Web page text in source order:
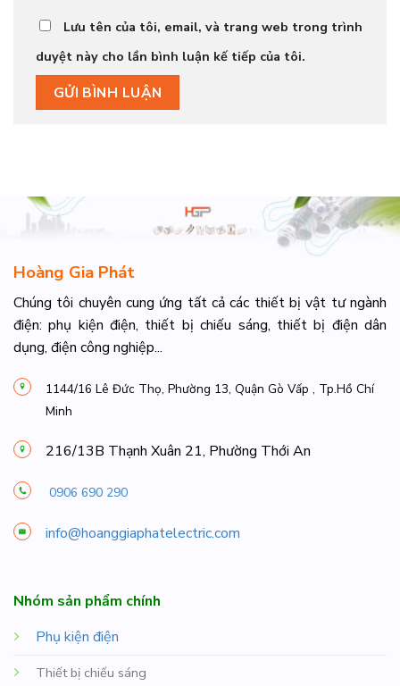
Lưu tên của tôi, email, và trang web trong trình
duyệt này cho lần bình luận kế tiếp của tôi.
Hoàng Gia Phát
Chúng tôi chuyên cung ứng tất cả các thiết bị vật tư ngành
điện: phụ kiện điện, thiết bị chiếu sáng, thiết bị điện dân
dụng, điện công nghiệp...
1144/16 Lê Đức Thọ, Phường 13, Quận Gò Vấp , Tp.Hồ Chí
Minh
216/13B Thạnh Xuân 21, Phường Thới An
0906 690 290
info@hoanggiaphatelectric.com
Nhóm sản phẩm chính
Phụ kiện điện
Thiết bị chiếu sáng